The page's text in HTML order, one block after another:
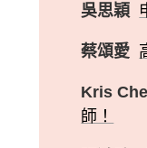
吳思穎
蔡頌愛
Kris
師！